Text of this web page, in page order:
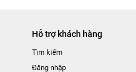
Hỗ trợ khách hàng
Tìm kiếm
Đăng nhập